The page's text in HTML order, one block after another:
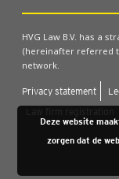
HVG Law B.V. has a
(hereinafter referred
network.
Pri­va­cy sta­te­ment
Deze website
zorgen dat de